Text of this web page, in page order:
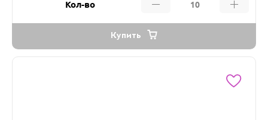
Кол-во
Купить